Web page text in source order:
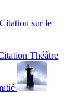
Citation sur le
Théâtre